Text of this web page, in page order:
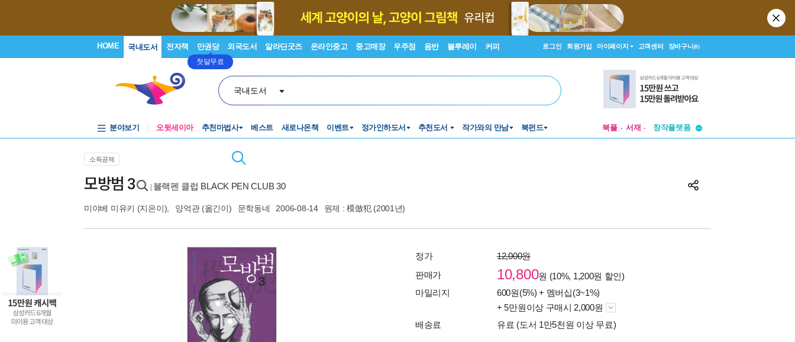
HOME 국내도서 전자책 만권당
첫달무료
외국도서 알라딘굿즈 온라인중고 중고매장 우주점 음반 블루레이 커피 로그인 회원가입 마이페이지 고객센터 장바구니(0)
국내도서
분야보기 오뒷세이아 추천마법사 베스트 새로나온책 이벤트 정가인하도서 추천도서 작가와의 만남 북펀드 북플 서재
창작플랫폼
소득공제
모방범 3 블랙펜 클럽 BLACK PEN CLUB 30
미야베 미유키 (지은이), 양억관(옮긴이) 문학동네 2006-08-14 원제 : 模倣犯 (2001년)
정가
12,000원
판매가
10,800원 (10%, 1,200원 할인)
마일리지
600원(5%) + 멤버십(3~1%)
+ 5만원이상 구매시 2,000원
배송료
유료 (도서 1만5천원 이상 무료)